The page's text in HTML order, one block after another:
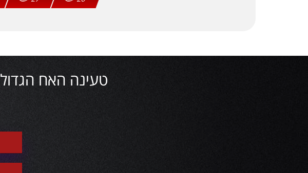
טעינה האח הגדול 2025 פרק 24 לצפייה ישירה